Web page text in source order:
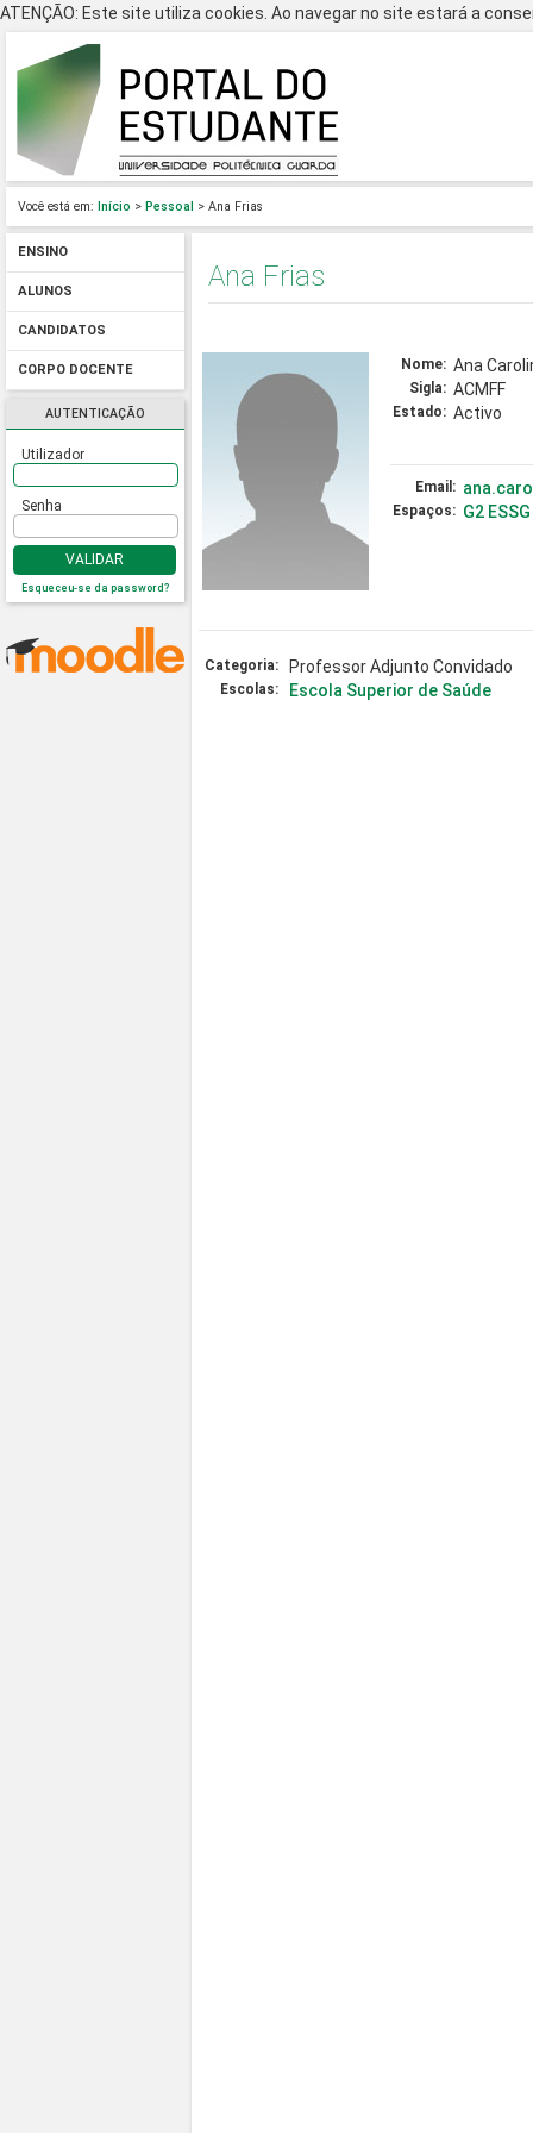
ATENÇÃO: Este site utiliza cookies. Ao navegar no site estará a
Você está em: Início > Pessoal > Ana Frias
ENSINO
ALUNOS
CANDIDATOS
CORPO DOCENTE
AUTENTICAÇÃO
Utilizador
Senha
VALIDAR
Esqueceu-se da password?
Ana Frias
Nome: Ana
Sigla: ACMFF
Estado: Activo
Email:
Espaços: G2 ESSG
Categoria: Professor Adjunto Convidado
Escolas: Escola Superior de Saúde